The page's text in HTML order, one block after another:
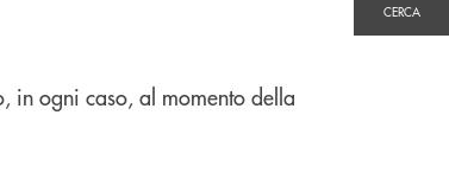
CERCA
in ogni caso, al momento della